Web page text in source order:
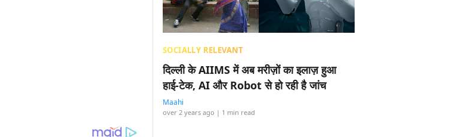
SOCIALLY RELEVANT
दिल्ली के AIIMS में अब मरीज़ों का इलाज़ हुआ
हाई-टेक, AI और Robot से हो रही है जांच
Maahi
over 2 years ago | 1 min read